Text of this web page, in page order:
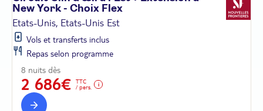
New York - Choix Flex
Etats-Unis, Etats-Unis Est
Vols et transferts inclus
Repas selon programme
8 nuits dès
2 686€
TTC
/ pers.